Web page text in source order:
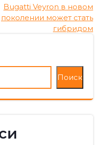
Bugatti Veyron в новом
поколении может стать
гибридом
Поиск